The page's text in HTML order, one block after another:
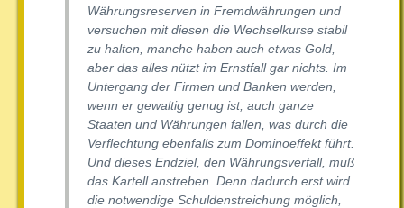
Währungsreserven in Fremdwährungen und
versuchen mit diesen die Wechselkurse stabil
zu halten, manche haben auch etwas Gold,
aber das alles nützt im Ernstfall gar nichts. Im
Untergang der Firmen und Banken werden,
wenn er gewaltig genug ist, auch ganze
Staaten und Währungen fallen, was durch die
Verflechtung ebenfalls zum Dominoeffekt führt.
Und dieses Endziel, den Währungsverfall, muß
das Kartell anstreben. Denn dadurch erst wird
die notwendige Schuldenstreichung möglich,